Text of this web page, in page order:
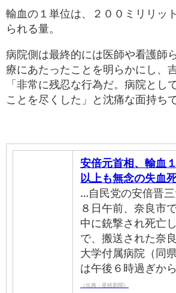
輸血の１単位は、２００ミリリッ
られる量。
病院側は最終的には医師や看護師
療にあたったことを明らかにし、
「非常に残忍な行為だ。病院とし
ことを尽くした」と沈痛な面持ち
安倍元首相、輸血
以上も無念の失血
…自民党の安倍晋
８日午前、奈良市
中に銃撃され死亡
で、搬送された奈
大学付属病院（同
は午後６時過ぎか
（出典：産経新聞）